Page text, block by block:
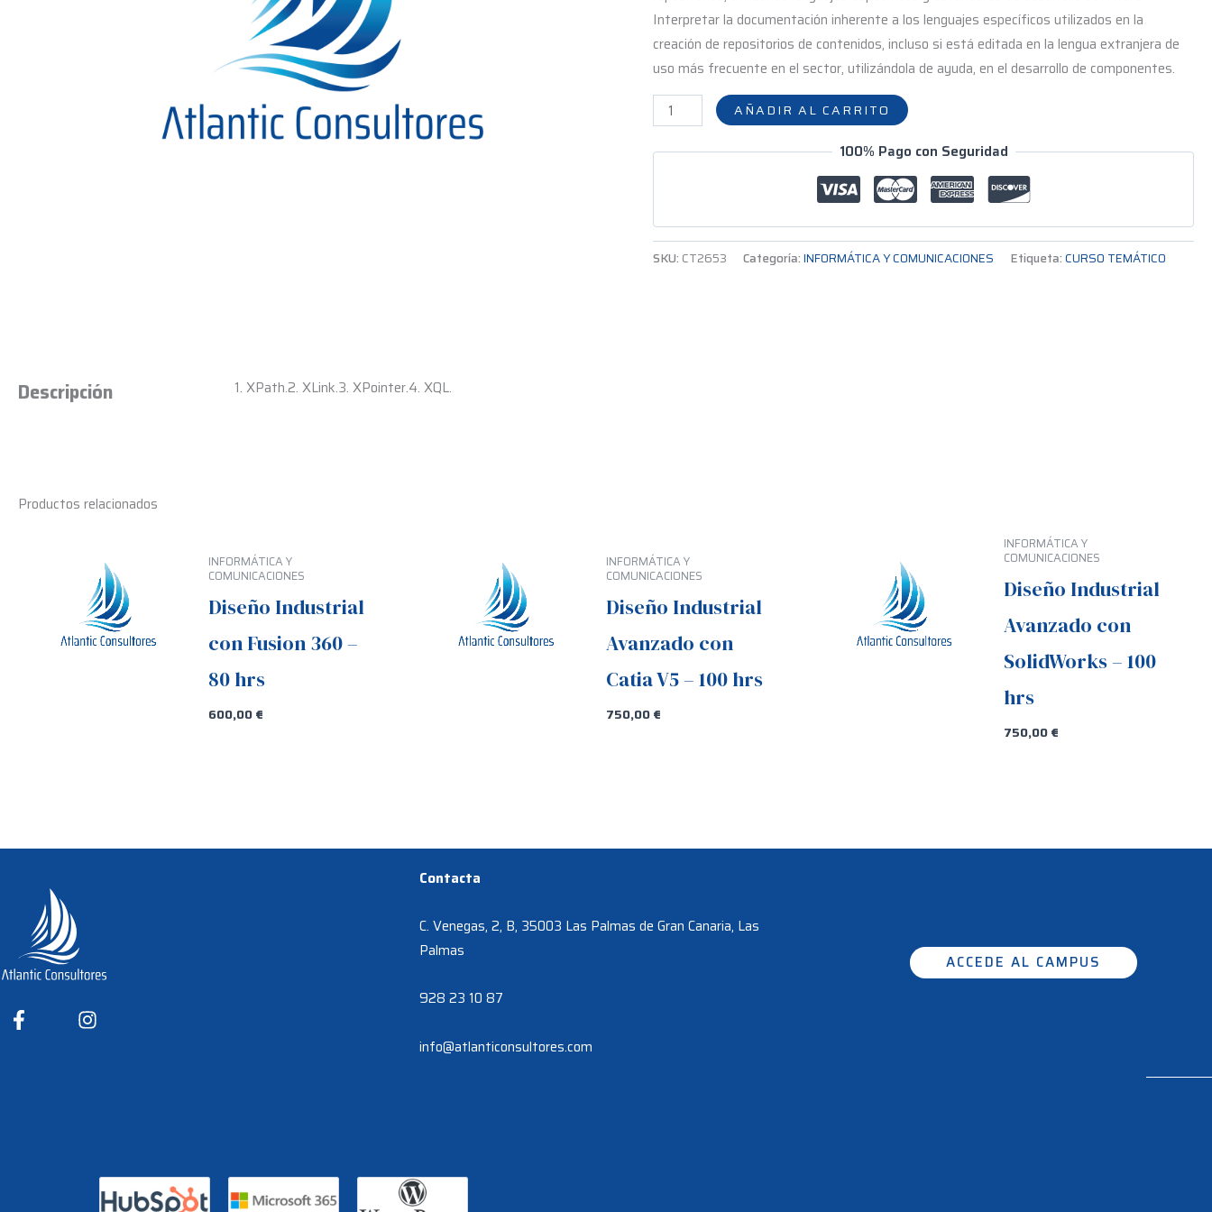
Interpretar la documentación inherente a los lenguajes específicos utilizados en la
creación de repositorios de contenidos, incluso si está editada en la lengua extranjera de
uso más frecuente en el sector, utilizándola de ayuda, en el desarrollo de componentes.
AÑADIR AL CARRITO
100% Pago con Seguridad
SKU: CT2653 Categoría:INFORMÁTICA Y COMUNICACIONES Etiqueta:CURSO TEMÁTICO
Descripción 1. XPath.2. XLink.3. XPointer.4. XQL.
Productos relacionados
INFORMÁTICA Y
COMUNICACIONES
Diseño Industrial
con Fusion 360 –
80 hrs
600,00€
INFORMÁTICA Y
COMUNICACIONES
Diseño Industrial
Avanzado con
Catia V5 – 100 hrs
750,00€
INFORMÁTICA Y
COMUNICACIONES
Diseño Industrial
Avanzado con
SolidWorks – 100
hrs
750,00€
Contacta
C. Venegas, 2, B, 35003 Las Palmas de Gran Canaria, Las
Palmas
928 23 10 87
info@atlanticonsultores.com
ACCEDE AL CAMPUS